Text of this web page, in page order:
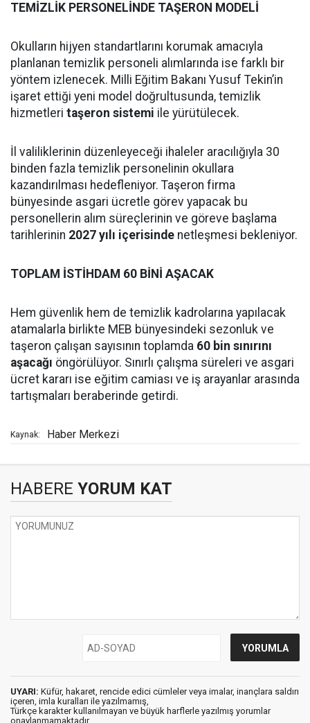
TEMİZLİK PERSONELİNDE TAŞERON MODELİ
Okulların hijyen standartlarını korumak amacıyla
planlanan temizlik personeli alımlarında ise farklı bir
yöntem izlenecek. Milli Eğitim Bakanı Yusuf Tekin’in
işaret ettiği yeni model doğrultusunda, temizlik
hizmetleri taşeron sistemi ile yürütülecek.
İl valiliklerinin düzenleyeceği ihaleler aracılığıyla 30
binden fazla temizlik personelinin okullara
kazandırılması hedefleniyor. Taşeron firma
bünyesinde asgari ücretle görev yapacak bu
personellerin alım süreçlerinin ve göreve başlama
tarihlerinin 2027 yılı içerisinde netleşmesi bekleniyor.
TOPLAM İSTİHDAM 60 BİNİ AŞACAK
Hem güvenlik hem de temizlik kadrolarına yapılacak
atamalarla birlikte MEB bünyesindeki sezonluk ve
taşeron çalışan sayısının toplamda 60 bin sınırını
aşacağı öngörülüyor. Sınırlı çalışma süreleri ve asgari
ücret kararı ise eğitim camiası ve iş arayanlar arasında
tartışmaları beraberinde getirdi.
Kaynak: Haber Merkezi
HABERE YORUM KAT
UYARI: Küfür, hakaret, rencide edici cümleler veya imalar, inançlara saldırı
içeren, imla kuralları ile yazılmamış,
Türkçe karakter kullanılmayan ve büyük harflerle yazılmış yorumlar
onaylanmamaktadır.